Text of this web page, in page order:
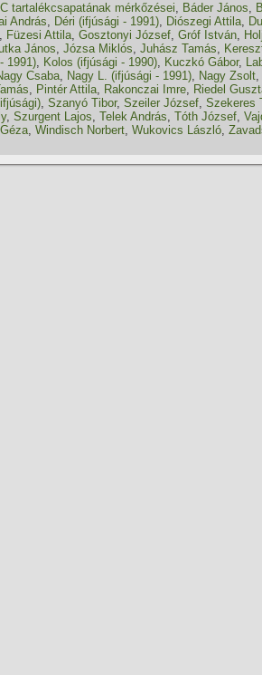
tartalékcsapatának mérkőzései, Báder János,
András, Déri (ifjúsági - 1991), Diószegi Attila,
, Füzesi Attila, Gosztonyi József, Gróf István,
János, Józsa Miklós, Juhász Tamás,
1991), Kolos (ifjúsági - 1990), Kuczkó Gábor,
Csaba, Nagy L. (ifjúsági - 1991), Nagy Zsolt,
, Pintér Attila, Rakonczai Imre, Riedel
, Szanyó Tibor, Szeiler József, Szekeres
, Szurgent Lajos, Telek András, Tóth József,
, Windisch Norbert, Wukovics László,